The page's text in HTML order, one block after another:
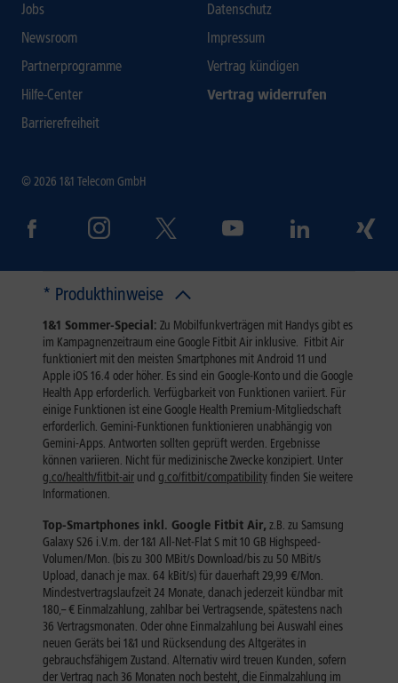
Jobs
Newsroom
Partnerprogramme
Hilfe-Center
Barrierefreiheit
Datenschutz
Impressum
Vertrag kündigen
Vertrag widerrufen
© 2026 1&1 Telecom GmbH